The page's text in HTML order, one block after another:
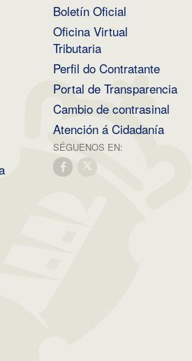
Boletín Oficial
Oficina Virtual
Tributaria
Perfil do Contratante
Portal de Transparencia
Cambio de contrasinal
Atención á Cidadanía
SÉGUENOS EN: